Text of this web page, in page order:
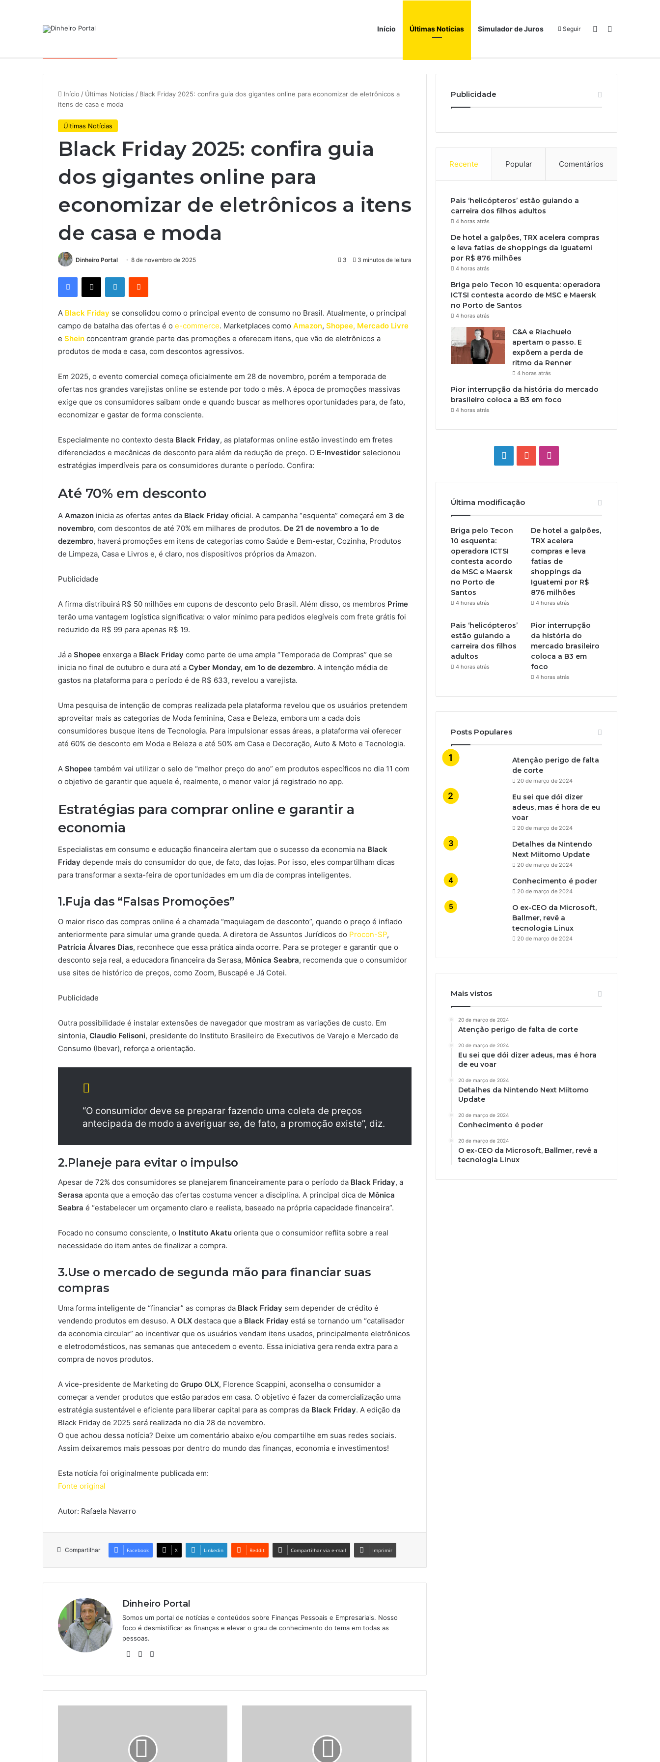
Início Últimas Notícias Simulador de Juros Seguir Switch skin
Início / Últimas Notícias / Black Friday 2025: confira guia dos gigantes online para economizar de eletrônicos a
itens de casa e moda
Últimas Notícias
Black Friday 2025: confira guia
dos gigantes online para
economizar de eletrônicos a itens
de casa e moda
Dinheiro Portal 8 de novembro de 2025 3 3 minutos de leitura
Facebook
X LinkedinReddit
A Black Friday se consolidou como o principal evento de consumo no Brasil. Atualmente, o principal
campo de batalha das ofertas é o e-commerce. Marketplaces como Amazon, Shopee, Mercado Livre
e Shein concentram grande parte das promoções e oferecem itens, que vão de eletrônicos a
produtos de moda e casa, com descontos agressivos.
Em 2025, o evento comercial começa oficialmente em 28 de novembro, porém a temporada de
ofertas nos grandes varejistas online se estende por todo o mês. A época de promoções massivas
exige que os consumidores saibam onde e quando buscar as melhores oportunidades para, de fato,
economizar e gastar de forma consciente.
Especialmente no contexto desta Black Friday, as plataformas online estão investindo em fretes
diferenciados e mecânicas de desconto para além da redução de preço. O E-Investidor selecionou
estratégias imperdíveis para os consumidores durante o período. Confira:
Até 70% em desconto
A Amazon inicia as ofertas antes da Black Friday oficial. A campanha “esquenta” começará em 3 de
novembro, com descontos de até 70% em milhares de produtos. De 21 de novembro a 1o de
dezembro, haverá promoções em itens de categorias como Saúde e Bem-estar, Cozinha, Produtos
de Limpeza, Casa e Livros e, é claro, nos dispositivos próprios da Amazon.
Publicidade
A firma distribuirá R$ 50 milhões em cupons de desconto pelo Brasil. Além disso, os membros Prime
terão uma vantagem logística significativa: o valor mínimo para pedidos elegíveis com frete grátis foi
reduzido de R$ 99 para apenas R$ 19.
Já a Shopee enxerga a Black Friday como parte de uma ampla “Temporada de Compras” que se
inicia no final de outubro e dura até a Cyber Monday, em 1o de dezembro. A intenção média de
gastos na plataforma para o período é de R$ 633, revelou a varejista.
Uma pesquisa de intenção de compras realizada pela plataforma revelou que os usuários pretendem
aproveitar mais as categorias de Moda feminina, Casa e Beleza, embora um a cada dois
consumidores busque itens de Tecnologia. Para impulsionar essas áreas, a plataforma vai oferecer
até 60% de desconto em Moda e Beleza e até 50% em Casa e Decoração, Auto & Moto e Tecnologia.
A Shopee também vai utilizar o selo de “melhor preço do ano” em produtos específicos no dia 11 com
o objetivo de garantir que aquele é, realmente, o menor valor já registrado no app.
Estratégias para comprar online e garantir a
economia
Especialistas em consumo e educação financeira alertam que o sucesso da economia na Black
Friday depende mais do consumidor do que, de fato, das lojas. Por isso, eles compartilham dicas
para transformar a sexta-feira de oportunidades em um dia de compras inteligentes.
1.Fuja das “Falsas Promoções”
O maior risco das compras online é a chamada “maquiagem de desconto”, quando o preço é inflado
anteriormente para simular uma grande queda. A diretora de Assuntos Jurídicos do Procon-SP,
Patrícia Álvares Dias, reconhece que essa prática ainda ocorre. Para se proteger e garantir que o
desconto seja real, a educadora financeira da Serasa, Mônica Seabra, recomenda que o consumidor
use sites de histórico de preços, como Zoom, Buscapé e Já Cotei.
Publicidade
Outra possibilidade é instalar extensões de navegador que mostram as variações de custo. Em
sintonia, Claudio Felisoni, presidente do Instituto Brasileiro de Executivos de Varejo e Mercado de
Consumo (Ibevar), reforça a orientação.
“O consumidor deve se preparar fazendo uma coleta de preços
antecipada de modo a averiguar se, de fato, a promoção existe”, diz.
2.Planeje para evitar o impulso
Apesar de 72% dos consumidores se planejarem financeiramente para o período da Black Friday, a
Serasa aponta que a emoção das ofertas costuma vencer a disciplina. A principal dica de Mônica
Seabra é “estabelecer um orçamento claro e realista, baseado na própria capacidade financeira”.
Focado no consumo consciente, o Instituto Akatu orienta que o consumidor reflita sobre a real
necessidade do item antes de finalizar a compra.
3.Use o mercado de segunda mão para financiar suas
compras
Uma forma inteligente de “financiar” as compras da Black Friday sem depender de crédito é
vendendo produtos em desuso. A OLX destaca que a Black Friday está se tornando um “catalisador
da economia circular” ao incentivar que os usuários vendam itens usados, principalmente eletrônicos
e eletrodomésticos, nas semanas que antecedem o evento. Essa iniciativa gera renda extra para a
compra de novos produtos.
A vice-presidente de Marketing do Grupo OLX, Florence Scappini, aconselha o consumidor a
começar a vender produtos que estão parados em casa. O objetivo é fazer da comercialização uma
estratégia sustentável e eficiente para liberar capital para as compras da Black Friday. A edição da
Black Friday de 2025 será realizada no dia 28 de novembro.
O que achou dessa notícia? Deixe um comentário abaixo e/ou compartilhe em suas redes sociais.
Assim deixaremos mais pessoas por dentro do mundo das finanças, economia e investimentos!
Esta notícia foi originalmente publicada em:
Fonte original
Autor: Rafaela Navarro
Compartilhar Facebook X Linkedin Reddit Compartilhar via e-mail Imprimir
Dinheiro Portal
Somos um portal de notícias e conteúdos sobre Finanças Pessoais e Empresariais. Nosso
foco é desmistificar as finanças e elevar o grau de conhecimento do tema em todas as
pessoas.
WebsiteLinkedin
Publicidade
Recente Popular Comentários
Pais ‘helicópteros’ estão guiando a
carreira dos filhos adultos
4 horas atrás
De hotel a galpões, TRX acelera compras
e leva fatias de shoppings da Iguatemi
por R$ 876 milhões
4 horas atrás
Briga pelo Tecon 10 esquenta: operadora
ICTSI contesta acordo de MSC e Maersk
no Porto de Santos
4 horas atrás
C&A e Riachuelo
apertam o passo. E
expõem a perda de
ritmo da Renner
4 horas atrás
Pior interrupção da história do mercado
brasileiro coloca a B3 em foco
4 horas atrás
LinkedinYouTube
Última modificação
Briga pelo Tecon
10 esquenta:
operadora ICTSI
contesta acordo
de MSC e Maersk
no Porto de
Santos
4 horas atrás
De hotel a galpões,
TRX acelera
compras e leva
fatias de
shoppings da
Iguatemi por R$
876 milhões
4 horas atrás
Pais ‘helicópteros’
estão guiando a
carreira dos filhos
adultos
4 horas atrás
Pior interrupção
da história do
mercado brasileiro
coloca a B3 em
foco
4 horas atrás
Posts Populares
Atenção perigo de falta
de corte
20 de março de 2024
Eu sei que dói dizer
adeus, mas é hora de eu
voar
20 de março de 2024
Detalhes da Nintendo
Next Miitomo Update
20 de março de 2024
Conhecimento é poder
20 de março de 2024
O ex-CEO da Microsoft,
Ballmer, revê a
tecnologia Linux
20 de março de 2024
Mais vistos
20 de março de 2024
Atenção perigo de falta de corte
20 de março de 2024
Eu sei que dói dizer adeus, mas é hora
de eu voar
20 de março de 2024
Detalhes da Nintendo Next Miitomo
Update
20 de março de 2024
Conhecimento é poder
20 de março de 2024
O ex-CEO da Microsoft, Ballmer, revê a
tecnologia Linux